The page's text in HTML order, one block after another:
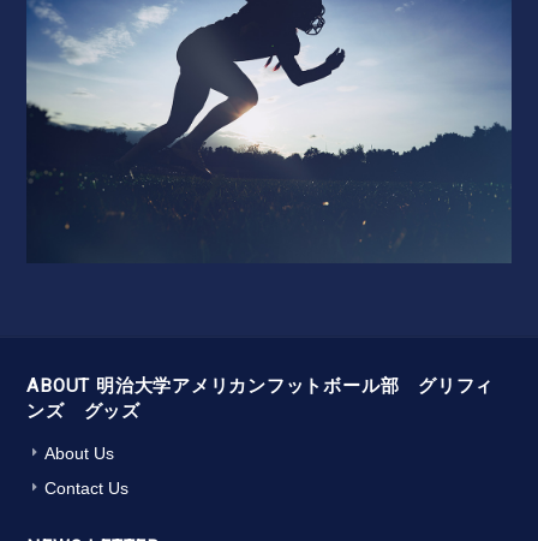
ABOUT 明治大学アメリカンフットボール部 グリフィ
ンズ グッズ
About Us
Contact Us